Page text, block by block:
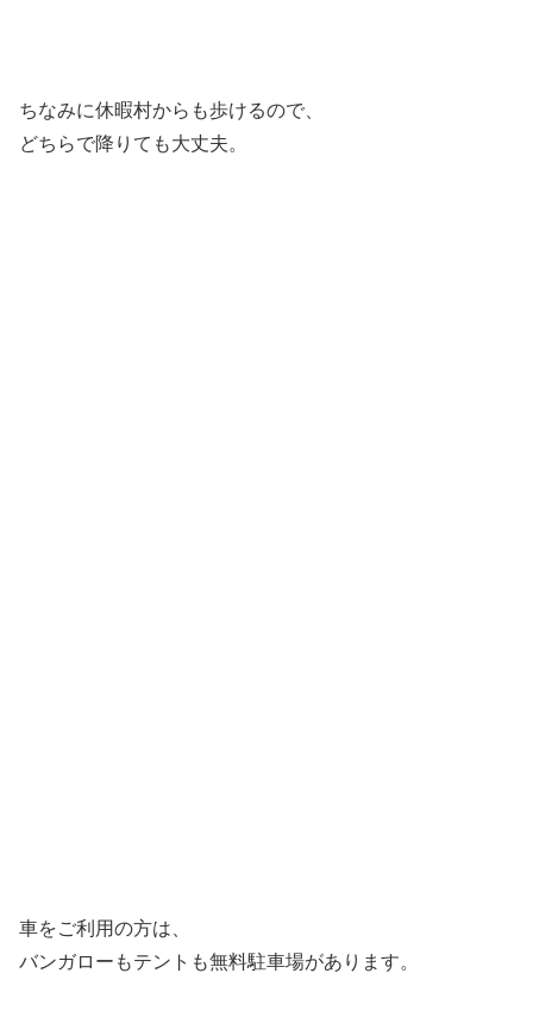
ちなみに休暇村からも歩けるので、
どちらで降りても大丈夫。
車をご利用の方は、
バンガローもテントも無料駐車場があります。